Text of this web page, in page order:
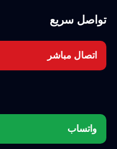
تواصل سريع
اتصال مباشر
واتساب